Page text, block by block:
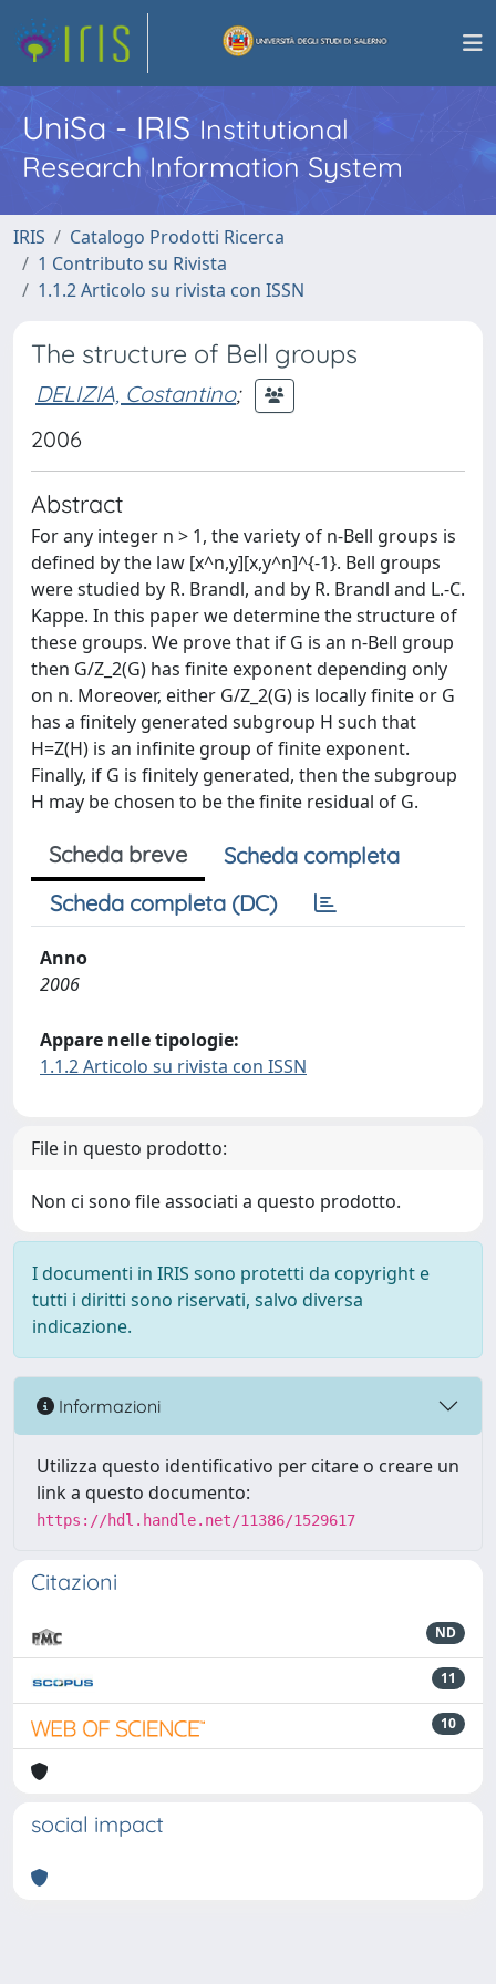
UniSa - IRISInstitutional
Research Information System
IRIS
Catalogo Prodotti Ricerca
1 Contributo su Rivista
1.1.2 Articolo su rivista con ISSN
The structure of Bell groups
DELIZIA, Costantino;
2006
Abstract
For any integer n > 1, the variety of n-Bell groups is
defined by the law [x^n,y][x,y^n]^{-1}. Bell groups
were studied by R. Brandl, and by R. Brandl and L.-C.
Kappe. In this paper we determine the structure of
these groups. We prove that if G is an n-Bell group
then G/Z_2(G) has finite exponent depending only
on n. Moreover, either G/Z_2(G) is locally finite or G
has a finitely generated subgroup H such that
H=Z(H) is an infinite group of finite exponent.
Finally, if G is finitely generated, then the subgroup
H may be chosen to be the finite residual of G.
Scheda breve
Scheda completa
Scheda completa (DC)
Anno
2006
Appare nelle tipologie:
1.1.2 Articolo su rivista con ISSN
File in questo prodotto:
Non ci sono file associati a questo prodotto.
I documenti in IRIS sono protetti da copyright e
tutti i diritti sono riservati, salvo diversa
indicazione.
Informazioni
Utilizza questo identificativo per citare o creare un
link a questo documento:
https://hdl.handle.net/11386/1529617
Citazioni
ND
11
10
social impact